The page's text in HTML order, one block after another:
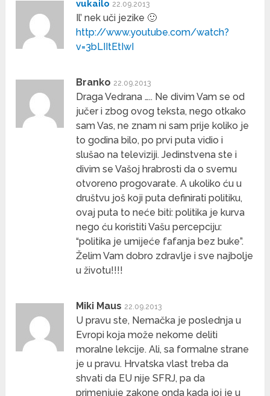
vukailo 22.09.2013
Il’ nek uči jezike 🙂
http://www.youtube.com/watch?
v=3bLIItEtIwI
Branko 22.09.2013
Draga Vedrana ….. Ne divim Vam se od
jučer i zbog ovog teksta, nego otkako
sam Vas, ne znam ni sam prije koliko je
to godina bilo, po prvi puta vidio i
slušao na televiziji. Jedinstvena ste i
divim se Vašoj hrabrosti da o svemu
otvoreno progovarate. A ukoliko ću u
društvu još koji puta definirati politiku,
ovaj puta to neće biti: politika je kurva
nego ću koristiti Vašu percepciju:
“politika je umijeće fafanja bez buke”.
Želim Vam dobro zdravlje i sve najbolje
u životu!!!!
Miki Maus 22.09.2013
U pravu ste, Nemačka je poslednja u
Evropi koja može nekome deliti
moralne lekcije. Ali, sa formalne strane
je u pravu. Hrvatska vlast treba da
shvati da EU nije SFRJ, pa da
primenjuje zakone onda kada joj je u